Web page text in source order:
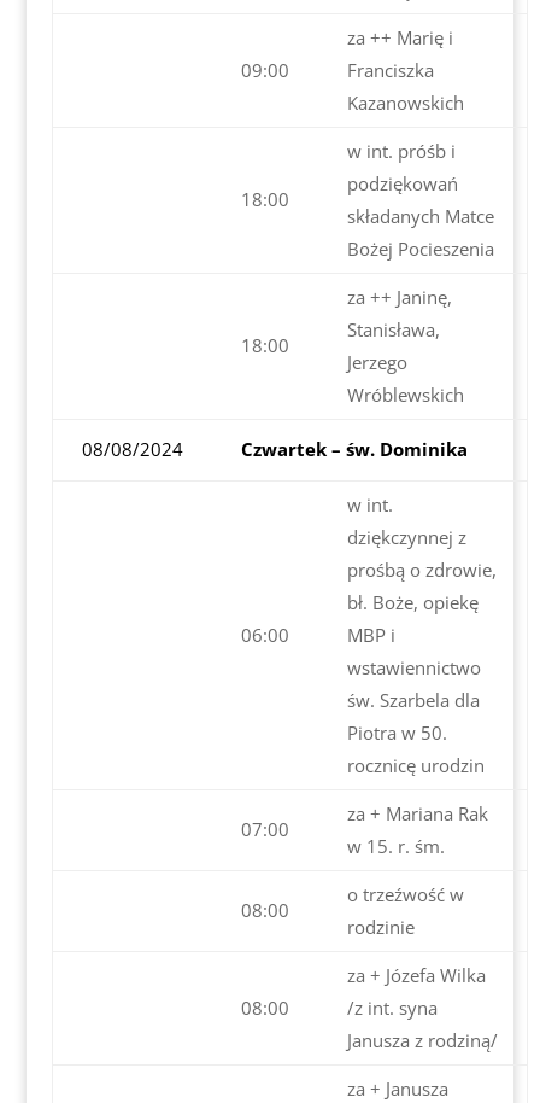
09:00
za ++ Marię i
Franciszka
Kazanowskich
18:00
w int. próśb i
podziękowań
składanych Matce
Bożej Pocieszenia
18:00
za ++ Janinę,
Stanisława,
Jerzego
Wróblewskich
08/08/2024 Czwartek – św. Dominika
06:00
w int.
dziękczynnej z
prośbą o zdrowie,
bł. Boże, opiekę
MBP i
wstawiennictwo
św. Szarbela dla
Piotra w 50.
rocznicę urodzin
07:00
za + Mariana Rak
w 15. r. śm.
08:00
o trzeźwość w
rodzinie
08:00
za + Józefa Wilka
/z int. syna
Janusza z rodziną/
za + Janusza